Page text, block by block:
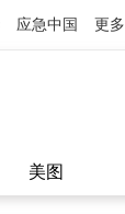
应急中国 更多
美图